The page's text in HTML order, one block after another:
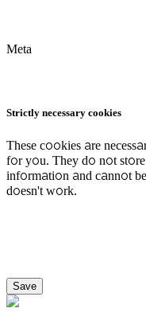
Meta
Strictly necessary cookies
These cookies are
for you. They do not
information and cannot
doesn't work.
Save